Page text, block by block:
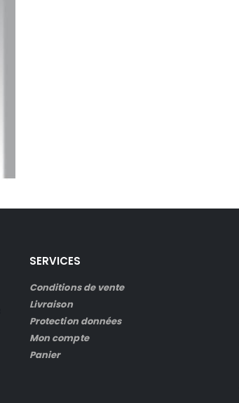
SERVICES
Conditions de vente
Livraison
Protection données
Mon compte
Panier